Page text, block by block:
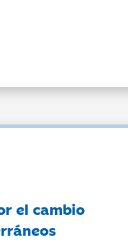
el cambio